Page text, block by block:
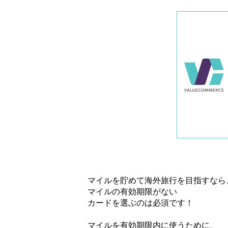
マイルを貯めて海外旅行を目指すなら
マイルの有効期限がない
カードを選ぶのは必須です！
マイルを有効期限内に使うために、